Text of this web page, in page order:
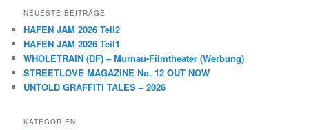
NEUESTE BEITRÄGE
HAFEN JAM 2026 Teil2
HAFEN JAM 2026 Teil1
WHOLETRAIN (DF) – Murnau-Filmtheater (Werbung)
STREETLOVE MAGAZINE No. 12 OUT NOW
UNTOLD GRAFFITI TALES – 2026
KATEGORIEN